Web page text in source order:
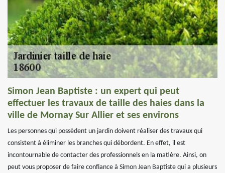
Simon Jean Baptiste : un expert qui peut
effectuer les travaux de taille des haies dans la
ville de Mornay Sur Allier et ses environs
Les personnes qui possèdent un jardin doivent réaliser des travaux qui
consistent à éliminer les branches qui débordent. En effet, il est
incontournable de contacter des professionnels en la matière. Ainsi, on
peut vous proposer de faire confiance à Simon Jean Baptiste qui a plusieurs